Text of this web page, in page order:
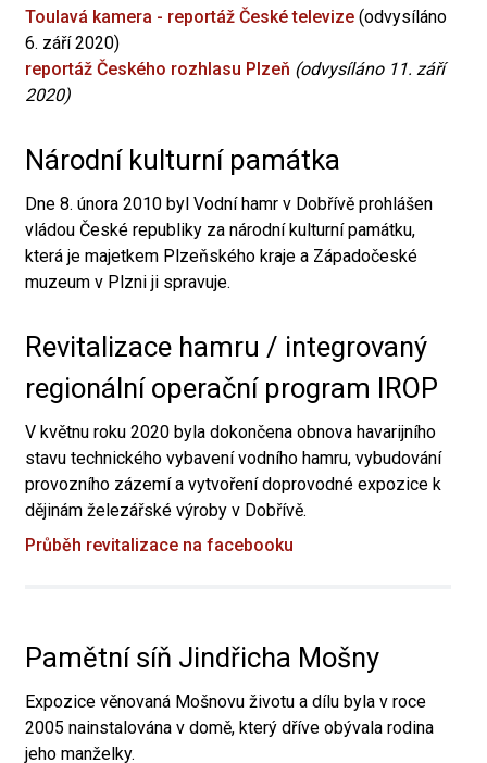
Toulavá kamera - reportáž České televize (odvysíláno
6. září 2020)
reportáž Českého rozhlasu Plzeň (odvysíláno 11. září
2020)
Národní kulturní památka
Dne 8. února 2010 byl Vodní hamr v Dobřívě prohlášen
vládou České republiky za národní kulturní památku,
která je majetkem Plzeňského kraje a Západočeské
muzeum v Plzni ji spravuje.
Revitalizace hamru / integrovaný
regionální operační program IROP
V květnu roku 2020 byla dokončena obnova havarijního
stavu technického vybavení vodního hamru, vybudování
provozního zázemí a vytvoření doprovodné expozice k
dějinám železářské výroby v Dobřívě.
Průběh revitalizace na facebooku
Pamětní síň Jindřicha Mošny
Expozice věnovaná Mošnovu životu a dílu byla v roce
2005 nainstalována v domě, který dříve obývala rodina
jeho manželky.